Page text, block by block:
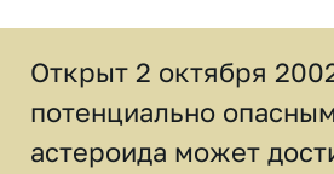
Открыт 2 октября
потенциально
астероида может